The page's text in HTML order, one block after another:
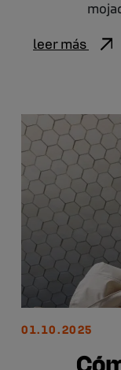
leer más
01.10.2025